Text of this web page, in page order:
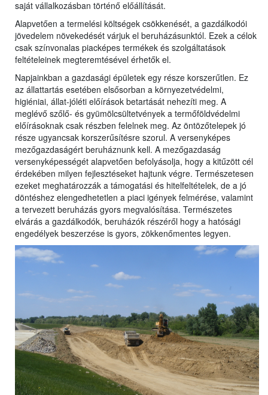
saját vállalkozásban történő előállítását.
Alapvetően a termelési költségek csökkenését, a gazdálkodói
jövedelem növekedését várjuk el beruházásunktól. Ezek a célok
csak színvonalas piacképes termékek és szolgáltatások
feltételeinek megteremtésével érhetők el.
Napjainkban a gazdasági épületek egy része korszerűtlen. Ez
az állattartás esetében elsősorban a környezetvédelmi,
higiéniai, állat-jóléti előírások betartását nehezíti meg. A
meglévő szőlő- és gyümölcsültetvények a termőföldvédelmi
előírásoknak csak részben felelnek meg. Az öntözőtelepek jó
része ugyancsak korszerűsítésre szorul. A versenyképes
mezőgazdaságért beruháznunk kell. A mezőgazdaság
versenyképességét alapvetően befolyásolja, hogy a kitűzött cél
érdekében milyen fejlesztéseket hajtunk végre. Természetesen
ezeket meghatározzák a támogatási és hitelfeltételek, de a jó
döntéshez elengedhetetlen a piaci igények felmérése, valamint
a tervezett beruházás gyors megvalósítása. Természetes
elvárás a gazdálkodók, beruházók részéről hogy a hatósági
engedélyek beszerzése is gyors, zökkenőmentes legyen.